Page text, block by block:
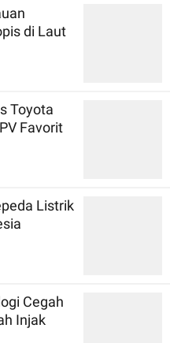
di Laut
Toyota
Favorit
Listrik
Cegah
Injak